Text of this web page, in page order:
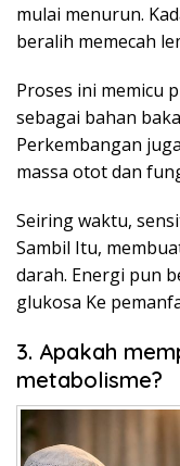
mulai menurun.
beralih memecah
Proses ini memicu
sebagai bahan
Perkembangan
massa otot dan
Seiring waktu,
Sambil Itu,
darah. Energi pun
glukosa Ke
3. Apakah
metabolisme?